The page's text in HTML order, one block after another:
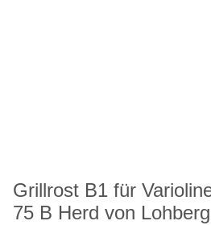
Grillrost B1 für
75 B Herd von